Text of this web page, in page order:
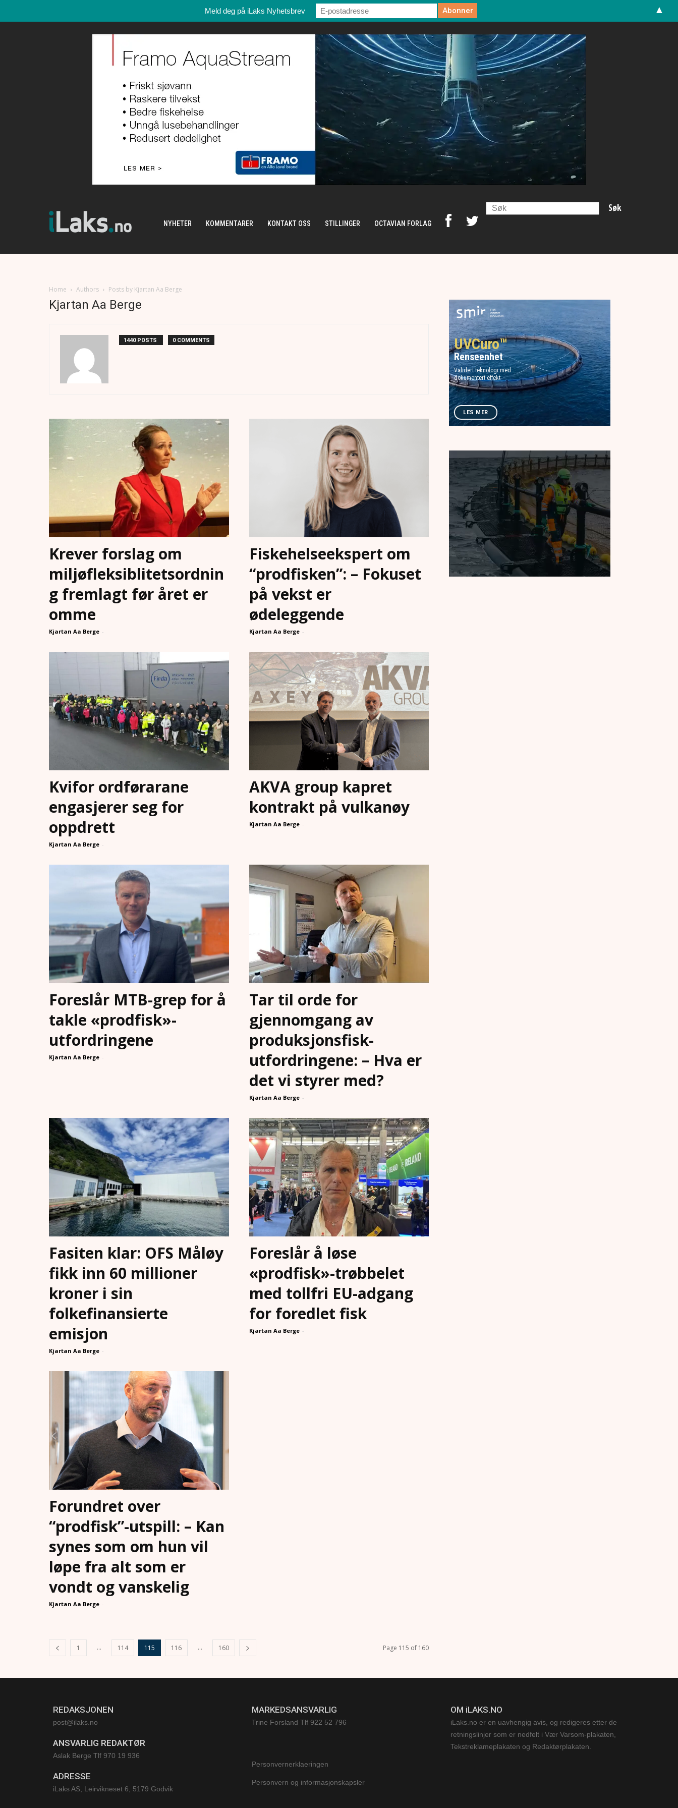
NYHETER KOMMENTARER KONTAKT OSS STILLINGER OCTAVIAN FORLAG
Search
Home Authors Posts by Kjartan Aa Berge
Kjartan Aa Berge
1440 POSTS 0 COMMENTS
Krever forslag om
miljøfleksiblitetsordnin
g fremlagt før året er
omme
Kjartan Aa Berge -
Fiskehelseekspert om
“prodfisken”: – Fokuset
på vekst er
ødeleggende
Kjartan Aa Berge -
Kvifor ordførarane
engasjerer seg for
oppdrett
Kjartan Aa Berge -
AKVA group kapret
kontrakt på vulkanøy
Kjartan Aa Berge -
Foreslår MTB-grep for å
takle «prodfisk»-
utfordringene
Kjartan Aa Berge -
Tar til orde for
gjennomgang av
produksjonsfisk-
utfordringene: – Hva er
det vi styrer med?
Kjartan Aa Berge -
Fasiten klar: OFS Måløy
fikk inn 60 millioner
kroner i sin
folkefinansierte
emisjon
Kjartan Aa Berge -
Foreslår å løse
«prodfisk»-trøbbelet
med tollfri EU-adgang
for foredlet fisk
Kjartan Aa Berge -
Forundret over
“prodfisk”-utspill: – Kan
synes som om hun vil
løpe fra alt som er
vondt og vanskelig
Kjartan Aa Berge -
1 ... 114 115 116 ... 160 Page 115 of 160
REDAKSJONEN
post@ilaks.no
ANSVARLIG REDAKTØR
Aslak Berge Tlf 970 19 936
ADRESSE
iLaks AS, Leirvikneset 6, 5179 Godvik
MARKEDSANSVARLIG
Trine Forsland Tlf 922 52 796
Personvernerklaeringen
Personvern og informasjonskapsler
OM iLAKS.NO
iLaks.no er en uavhengig avis, og redigeres etter de
retningslinjer som er nedfelt i Vær Varsom-plakaten,
Tekstreklameplakaten og Redaktørplakaten.
Meld deg på iLaks Nyhetsbrev ▲